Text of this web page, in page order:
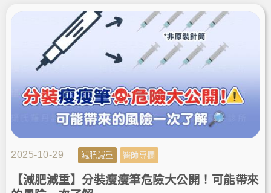
程！LineID:@ asir-rodin
2025-10-29 減肥減重 醫師專欄
【減肥減重】分裝瘦瘦筆危險大公開！可能帶來